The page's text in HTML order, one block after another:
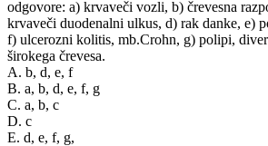
odgovore: a) krvaveči vozli, b) črevesna
krvaveči duodenalni ulkus, d) rak danke, e)
f) ulcerozni kolitis, mb.Crohn, g) polipi,
širokega črevesa.
A. b, d, e, f
B. a, b, d, e, f, g
C. a, b, c
D. c
E. d, e, f, g,